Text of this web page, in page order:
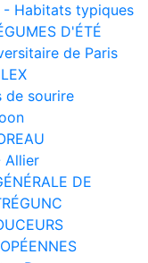
- Habitats typiques
D'ÉTÉ
de Paris
de sourire
Allier
DE